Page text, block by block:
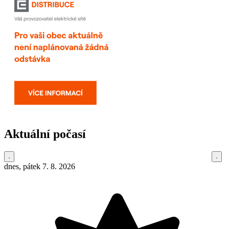
Aktuální počasí
dnes, pátek 7. 8. 2026